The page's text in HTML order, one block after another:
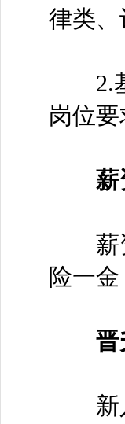
律类
2.基
岗位要
薪资
薪资
险一金
晋升
新入